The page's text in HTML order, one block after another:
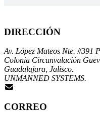
DIRECCIÓN
Av. López Mateos Nte. #391
Colonia Circunvalación
Guadalajara, Jalisco.
UNMANNED SYSTEMS.
CORREO